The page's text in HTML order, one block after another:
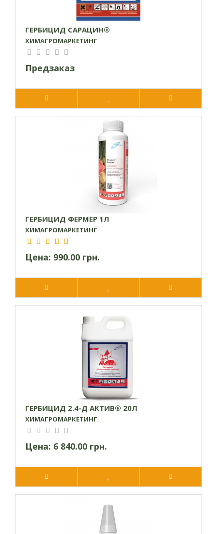
ГЕРБИЦИД САРАЦИН®
ХИМАГРОМАРКЕТИНГ
Предзаказ
ГЕРБИЦИД ФЕРМЕР 1Л
ХИМАГРОМАРКЕТИНГ
Цена: 990.00 грн.
ГЕРБИЦИД 2.4-Д АКТИВ® 20Л
ХИМАГРОМАРКЕТИНГ
Цена: 6 840.00 грн.